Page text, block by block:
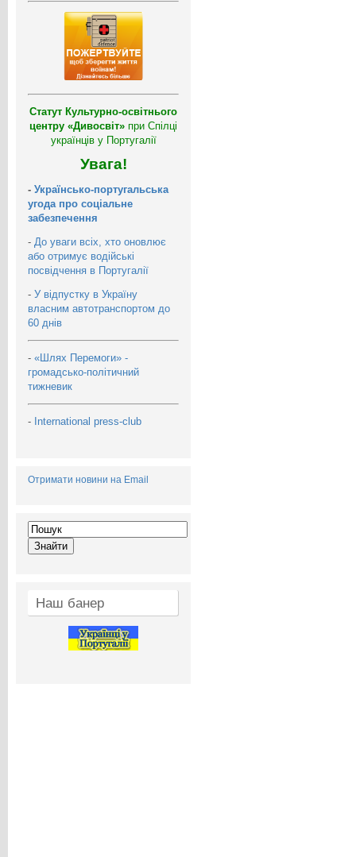
Статут Культурно-освітнього
центру «Дивосвіт» при Спілці
українців у Португалії
Увага!
- Українсько-португальська
угода про соціальне
забезпечення
- До уваги всіх, хто оновлює
або отримує водійські
посвідчення в Португалії
- У відпустку в Україну
власним автотранспортом до
60 днів
- «Шлях Перемоги» -
громадсько-політичний
тижневик
- International press-club
Отримати новини на Email
Наш банер